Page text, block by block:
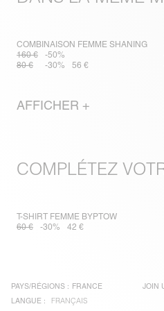
COMBINAISON FEMME SHANING
160 €
-50%
80 €
-30% 56 €
AFFICHER +
COMPLÉTEZ
T-SHIRT FEMME BYPTOW
60 €
-30% 42 €
PAYS/RÉGIONS : FRANCE
LANGUE :
FRANÇAIS
JOIN